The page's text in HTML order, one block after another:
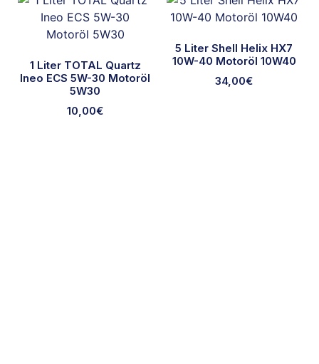
1 Liter TOTAL Quartz
Ineo ECS 5W-30 Motoröl
5W30
10,00€
5 Liter Shell Helix HX7
10W-40 Motoröl 10W40
34,00€